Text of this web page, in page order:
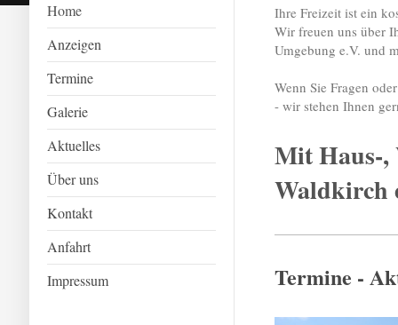
Home
Anzeigen
Termine
Galerie
Aktuelles
Über uns
Kontakt
Anfahrt
Impressum
Ihre Freizeit ist ein
Wir freuen uns über
Umgebung e.V. und
Wenn Sie Fragen
- wir stehen Ihnen
Mit Haus-,
Waldkirch
Termine -